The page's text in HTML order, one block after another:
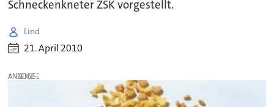
Schneckenkneter ZSK vorgestellt.
Lind
21. April 2010
ANZEIGE